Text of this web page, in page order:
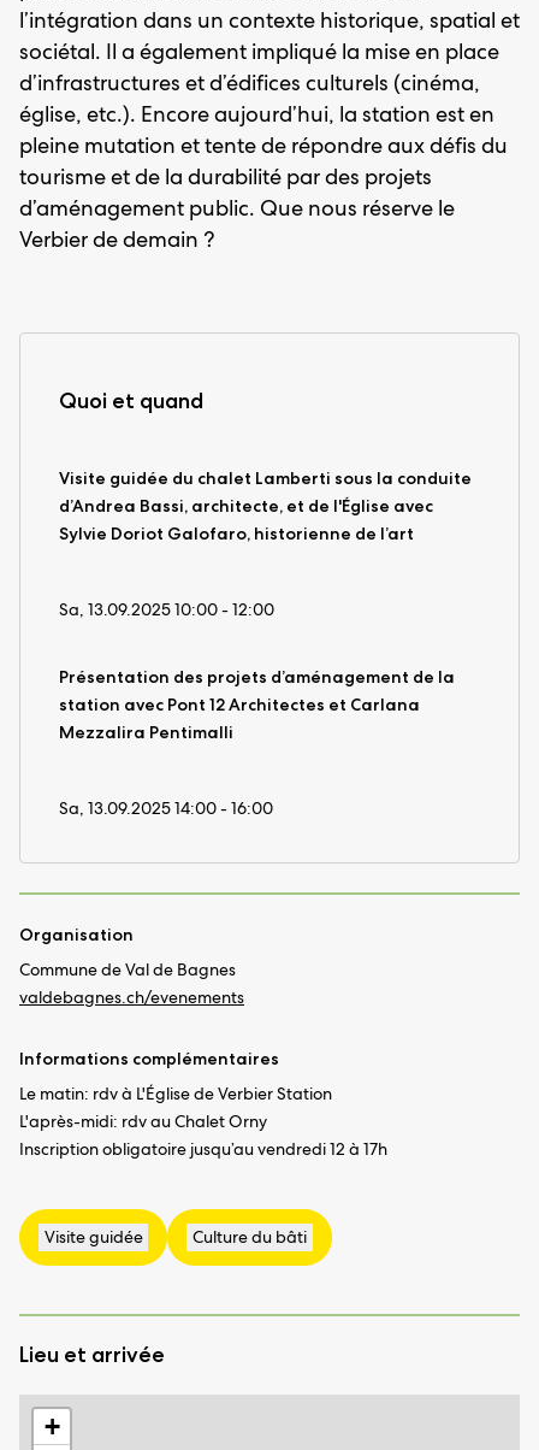
l’intégration dans un contexte historique, spatial et
sociétal. Il a également impliqué la mise en place
d’infrastructures et d’édifices culturels (cinéma,
église, etc.). Encore aujourd’hui, la station est en
pleine mutation et tente de répondre aux défis du
tourisme et de la durabilité par des projets
d’aménagement public. Que nous réserve le
Verbier de demain ?
Quoi et quand
Visite guidée du chalet Lamberti sous la conduite
d’Andrea Bassi, architecte, et de l'Église avec
Sylvie Doriot Galofaro, historienne de l’art
Sa, 13.09.2025 10:00 - 12:00
Présentation des projets d’aménagement de la
station avec Pont 12 Architectes et Carlana
Mezzalira Pentimalli
Sa, 13.09.2025 14:00 - 16:00
Organisation
Commune de Val de Bagnes
valdebagnes.ch/evenements
Informations complémentaires
Le matin: rdv à L'Église de Verbier Station
L'après-midi: rdv au Chalet Orny
Inscription obligatoire jusqu’au vendredi 12 à 17h
Lieu et arrivée
+